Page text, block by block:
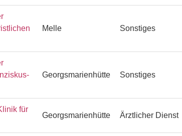
Melle Sonstiges
Georgsmarienhütte Sonstiges
für
Georgsmarienhütte Ärztlicher Dienst